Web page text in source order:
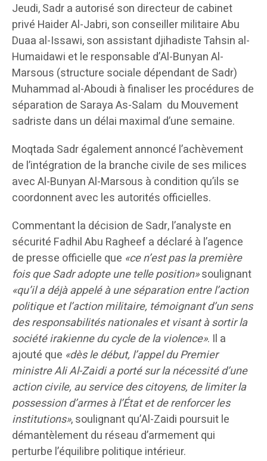
Jeudi, Sadr a autorisé son directeur de cabinet
privé Haider Al-Jabri, son conseiller militaire Abu
Duaa al-Issawi, son assistant djihadiste Tahsin al-
Humaidawi et le responsable d’Al-Bunyan Al-
Marsous (structure sociale dépendant de Sadr)
Muhammad al-Aboudi à finaliser les procédures de
séparation de Saraya As-Salam du Mouvement
sadriste dans un délai maximal d’une semaine.
Moqtada Sadr également annoncé l’achèvement
de l’intégration de la branche civile de ses milices
avec Al-Bunyan Al-Marsous à condition qu’ils se
coordonnent avec les autorités officielles.
Commentant la décision de Sadr, l’analyste en
sécurité Fadhil Abu Ragheef a déclaré à l’agence
de presse officielle que «ce n’est pas la première
fois que Sadr adopte une telle position»soulignant
«qu’il a déjà appelé à une séparation entre l’action
politique et l’action militaire, témoignant d’un sens
des responsabilités nationales et visant à sortir la
société irakienne du cycle de la violence». Il a
ajouté que «dès le début, l’appel du Premier
ministre Ali Al-Zaidi a porté sur la nécessité d’une
action civile, au service des citoyens, de limiter la
possession d’armes à l’État et de renforcer les
institutions», soulignant qu’Al-Zaidi poursuit le
démantèlement du réseau d’armement qui
perturbe l’équilibre politique intérieur.